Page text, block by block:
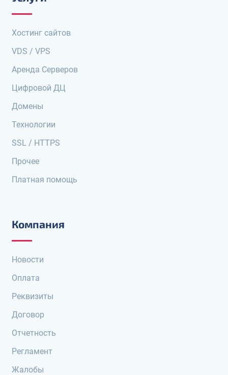
Хостинг сайтов
VDS / VPS
Аренда Серверов
Цифровой ДЦ
Домены
Технологии
SSL / HTTPS
Прочее
Платная помощь
Компания
Новости
Оплата
Реквизиты
Договор
Отчетность
Регламент
Жалобы